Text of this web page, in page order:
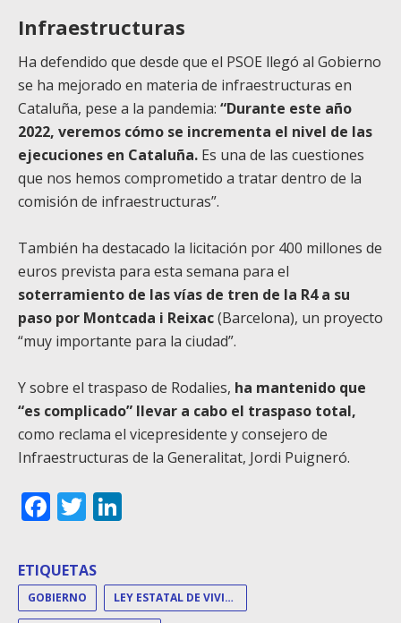
Infraestructuras
Ha defendido que desde que el PSOE llegó al Gobierno
se ha mejorado en materia de infraestructuras en
Cataluña, pese a la pandemia: “Durante este año
2022, veremos cómo se incrementa el nivel de las
ejecuciones en Cataluña. Es una de las cuestiones
que nos hemos comprometido a tratar dentro de la
comisión de infraestructuras”.
También ha destacado la licitación por 400 millones de
euros prevista para esta semana para el
soterramiento de las vías de tren de la R4 a su
paso por Montcada i Reixac(Barcelona), un proyecto
“muy importante para la ciudad”.
Y sobre el traspaso de Rodalies, ha mantenido que
“es complicado” llevar a cabo el traspaso total,
como reclama el vicepresidente y consejero de
Infraestructuras de la Generalitat, Jordi Puigneró.
Facebook
Twitter
ETIQUETAS
GOBIERNO LEY ESTATAL DE VIVIENDA